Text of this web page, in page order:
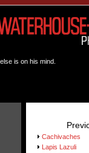
is on his mind.
Cachivaches
Lapis Lazuli